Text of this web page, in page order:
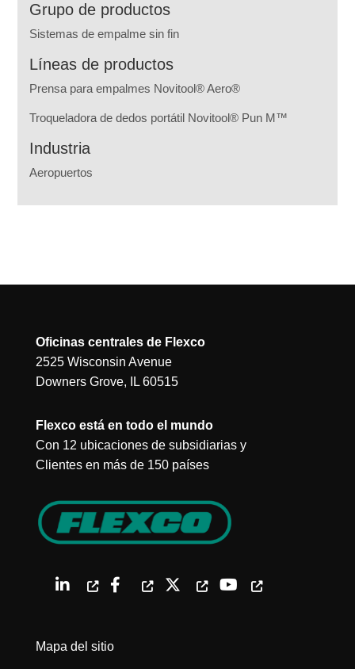
Grupo de productos
Sistemas de empalme sin fin
Líneas de productos
Prensa para empalmes Novitool® Aero®
Troqueladora de dedos portátil Novitool® Pun M™
Industria
Aeropuertos
Oficinas centrales de Flexco
2525 Wisconsin Avenue
Downers Grove, IL 60515
Flexco está en todo el mundo
Con 12 ubicaciones de subsidiarias y
Clientes en más de 150 países
Mapa del sitio